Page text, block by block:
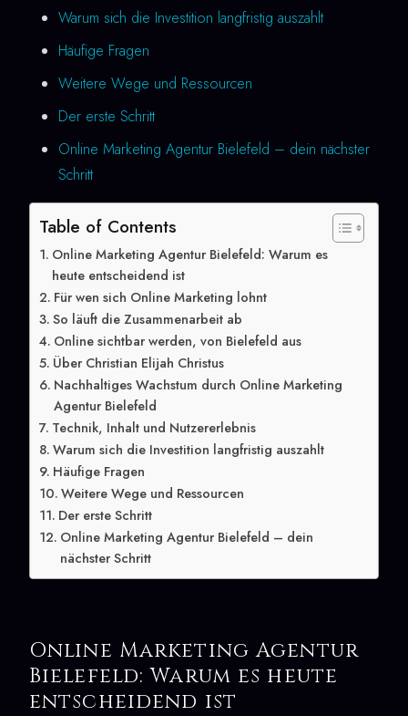
Warum sich die Investition langfristig auszahlt
Häufige Fragen
Weitere Wege und Ressourcen
Der erste Schritt
Online Marketing Agentur Bielefeld – dein nächster
Schritt
Table of Contents
Online Marketing Agentur Bielefeld: Warum es
heute entscheidend ist
Für wen sich Online Marketing lohnt
So läuft die Zusammenarbeit ab
Online sichtbar werden, von Bielefeld aus
Über Christian Elijah Christus
Nachhaltiges Wachstum durch Online Marketing
Agentur Bielefeld
Technik, Inhalt und Nutzererlebnis
Warum sich die Investition langfristig auszahlt
Häufige Fragen
Weitere Wege und Ressourcen
Der erste Schritt
Online Marketing Agentur Bielefeld – dein
nächster Schritt
Online Marketing Agentur
Bielefeld: Warum es heute
entscheidend ist